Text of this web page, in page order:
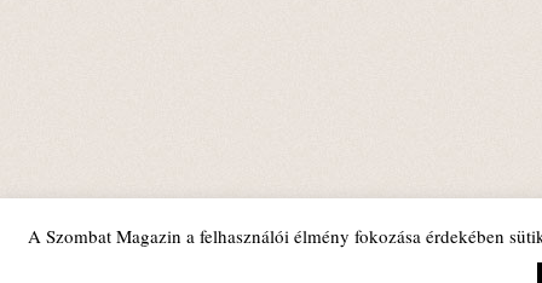
A Szombat Magazin a felhasználói élmény fokozása érdekében